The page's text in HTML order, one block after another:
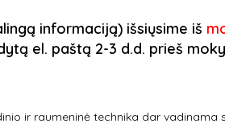
informaciją) išsiųsime iš
el. paštą 2-3 d.d. prieš
ir raumeninė technika dar